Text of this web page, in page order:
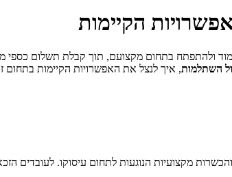
הקיימות
ולהתפתח בתחום מקצועם, תוך קבלת תשלום כספי
השתלמות, איך לנצל את האפשרויות הקיימות
מקצועיות הנוגעות לתחום עיסוקו. לעובדים